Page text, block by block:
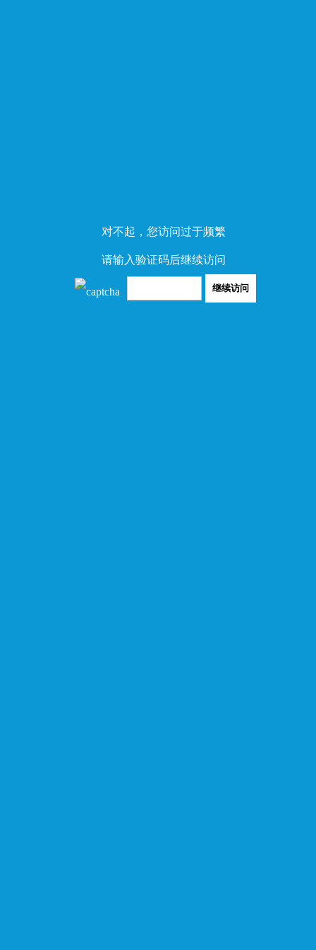
对不起，您访问过于频繁
请输入验证码后继续访问
继续访问